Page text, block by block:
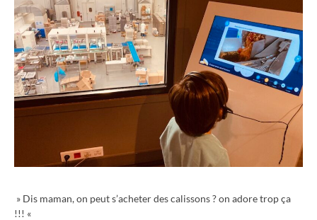
» Dis maman, on peut s’acheter des calissons ? on adore trop ça
!!! «